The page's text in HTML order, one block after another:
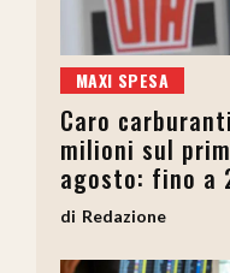
MAXI SPESA
Caro
milioni sul
agosto: fino a
Redazione